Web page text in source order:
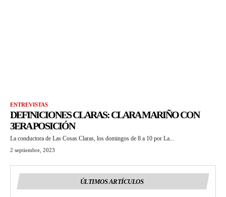
ENTREVISTAS
DEFINICIONES CLARAS: CLARA MARIÑO CON
3ERA POSICIÓN
La conductora de Las Cosas Claras, los domingos de 8 a 10 por La...
2 septiembre, 2023
ÚLTIMOS ARTÍCULOS